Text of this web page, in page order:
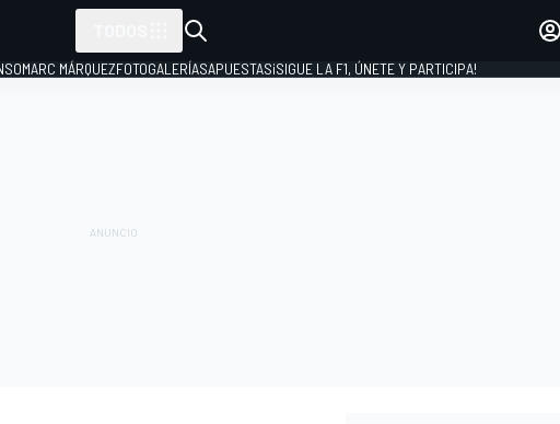
MARC MÁRQUEZFOTOGALERÍASAPUESTAS¡SIGUE LA F1, ÚNETE Y PARTICIPA!